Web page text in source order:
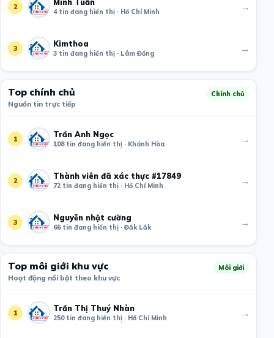
2
4 tin đang hiển thị · Hồ Chí Minh →
3 Kimthoa
3 tin đang hiển thị · Lâm Đồng →
Top chính chủ
Nguồn tin trực tiếp
Chính chủ
1 Trần Anh Ngọc
108 tin đang hiển thị · Khánh Hòa →
2 Thành viên đã xác thực #17849
72 tin đang hiển thị · Hồ Chí Minh →
3 Nguyễn nhật cường
66 tin đang hiển thị · Đắk Lắk →
Top môi giới khu vực
Hoạt động nổi bật theo khu vực
Môi giới
1 Trần Thị Thuý Nhàn
250 tin đang hiển thị · Hồ Chí Minh →